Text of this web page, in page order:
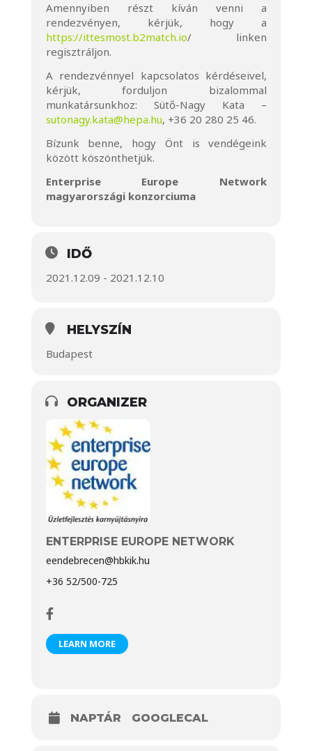
Amennyiben részt kíván venni a
rendezvényen, kérjük, hogy a
https://ittesmost.b2match.io/linken
regisztráljon.
A rendezvénnyel kapcsolatos kérdéseivel,
kérjük, forduljon bizalommal
munkatársunkhoz: Sütő-Nagy Kata –
sutonagy.kata@hepa.hu, +36 20 280 25 46.
Bízunk benne, hogy Önt is vendégeink
között köszönthetjük.
Enterprise Europe Network
magyarországi konzorciuma
IDŐ
2021.12.09 - 2021.12.10
HELYSZÍN
Budapest
ORGANIZER
ENTERPRISE EUROPE NETWORK
eendebrecen@hbkik.hu
+36 52/500-725
LEARN MORE
NAPTÁR GOOGLECAL